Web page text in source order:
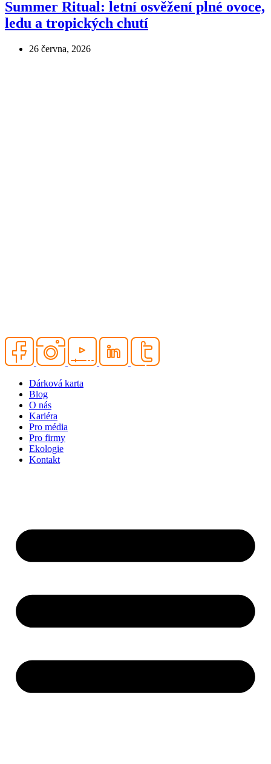
Summer Ritual: letní osvěžení plné ovoce,
ledu a tropických chutí
26 června, 2026
Dárková karta
Blog
O nás
Kariéra
Pro média
Pro firmy
Ekologie
Kontakt